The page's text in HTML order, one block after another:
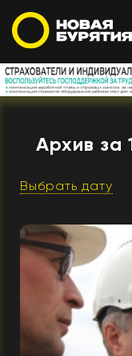
Архив за
Выбрать дату